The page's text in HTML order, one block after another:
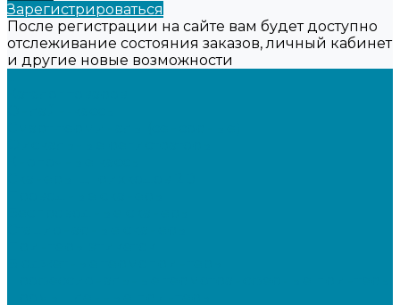
Зарегистрироваться
После регистрации на сайте вам будет доступно
отслеживание состояния заказов, личный кабинет
и другие новые возможности